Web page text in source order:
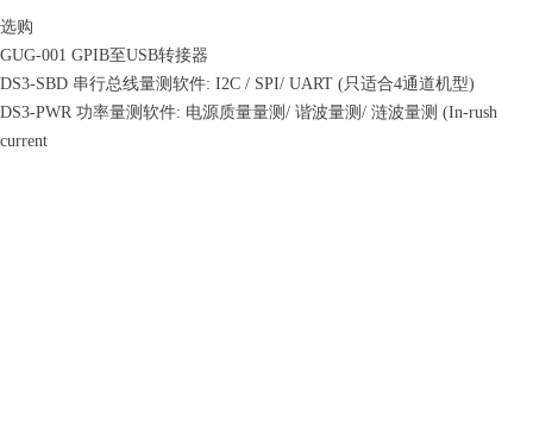
选购
GUG-001 GPIB至USB转接器
DS3-SBD 串行总线量测软件: I2C / SPI/ UART (只适合4通道机型)
DS3-PWR 功率量测软件: 电源质量量测/ 谐波量测/ 涟波量测 (In-rush
current